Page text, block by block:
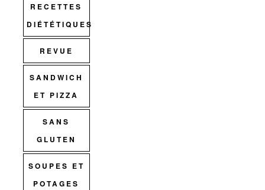
RECETTES
DIÉTÉTIQUES
REVUE
SANDWICH
ET PIZZA
SANS
GLUTEN
SOUPES ET
POTAGES